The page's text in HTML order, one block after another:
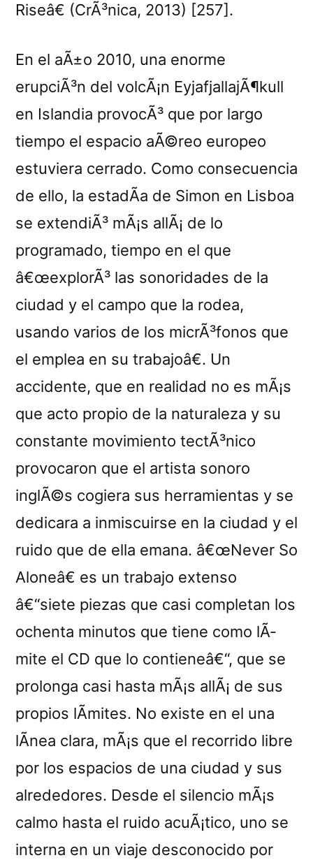
Riseâ€ (CrÃ³nica, 2013) [257].
En el aÃ±o 2010, una enorme
erupciÃ³n del volcÃ¡n EyjafjallajÃ¶kull
en Islandia provocÃ³ que por largo
tiempo el espacio aÃ©reo europeo
estuviera cerrado. Como consecuencia
de ello, la estadÃ­a de Simon en Lisboa
se extendiÃ³ mÃ¡s allÃ¡ de lo
programado, tiempo en el que
â€œexplorÃ³ las sonoridades de la
ciudad y el campo que la rodea,
usando varios de los micrÃ³fonos que
el emplea en su trabajoâ€. Un
accidente, que en realidad no es mÃ¡s
que acto propio de la naturaleza y su
constante movimiento tectÃ³nico
provocaron que el artista sonoro
inglÃ©s cogiera sus herramientas y se
dedicara a inmiscuirse en la ciudad y el
ruido que de ella emana. â€œNever So
Aloneâ€ es un trabajo extenso
â€“siete piezas que casi completan los
ochenta minutos que tiene como lÃ­
mite el CD que lo contieneâ€“, que se
prolonga casi hasta mÃ¡s allÃ¡ de sus
propios lÃ­mites. No existe en el una
lÃ­nea clara, mÃ¡s que el recorrido libre
por los espacios de una ciudad y sus
alrededores. Desde el silencio mÃ¡s
calmo hasta el ruido acuÃ¡tico, uno se
interna en un viaje desconocido por